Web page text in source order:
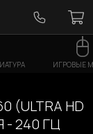
ИГРОВЫЕ
(ULTRA HD
240 ГЦ